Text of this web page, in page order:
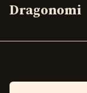
Dragonomi